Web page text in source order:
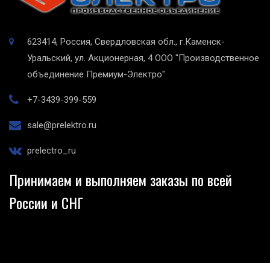
623414, Россия, Свердловская обл., г.Каменск-
Уральский, ул. Акционерная, 4 ООО "Производственное
объединение Премиум-Электро"
+7-3439-399-559
sale@prelektro.ru
prelectro_ru
Принимаем и выполняем заказы по всей
России и СНГ